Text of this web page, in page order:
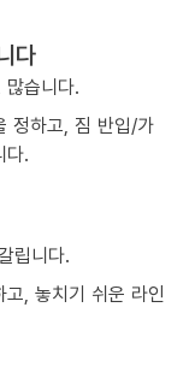
다
습니다.
정하고, 짐 반입/가
다.
립니다.
, 놓치기 쉬운 라인